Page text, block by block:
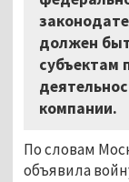
должен
субъектам
компании.
По словам
объявила